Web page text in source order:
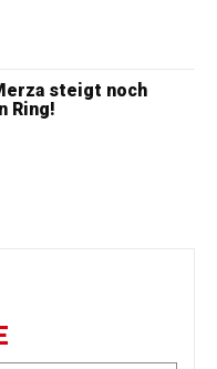
steigt noch
Ring!